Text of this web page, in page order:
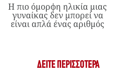
Η πιο όμορφη ηλικία μιας
γυναίκας δεν μπορεί να
είναι απλά ένας αριθμός
ΔΕΊΤΕ ΠΕΡΙΣΣΌΤΕΡΑ